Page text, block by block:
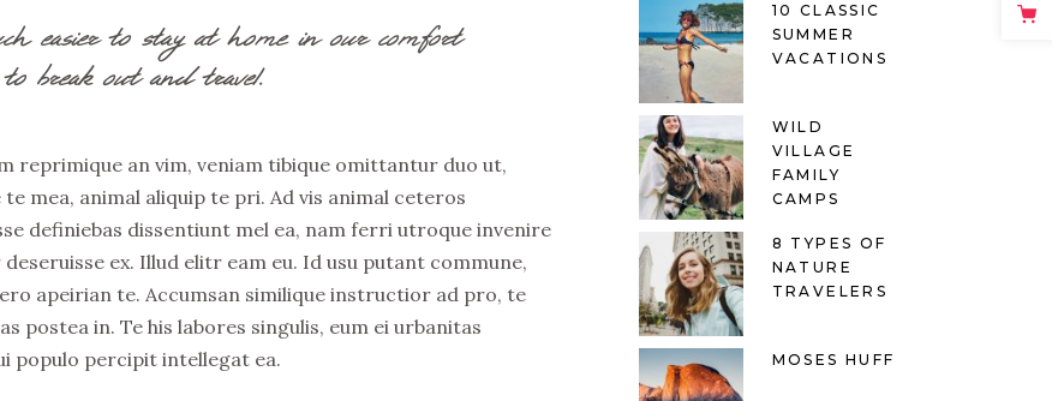
to stay at home in our comfort
break out and travel.
reprimique an vim, veniam tibique omittantur duo ut,
mea, animal aliquip te pri. Ad vis animal ceteros
definiebas dissentiunt mel ea, nam ferri utroque invenire
ex. Illud elitr eam eu. Id usu putant commune,
apeirian te. Accumsan similique instructior ad pro, te
postea in. Te his labores singulis, eum ei urbanitas
populo percipit intellegat ea.
10 CLASSIC
SUMMER
VACATIONS
WILD
VILLAGE
FAMILY
CAMPS
8 TYPES OF
NATURE
TRAVELERS
MOSES HUFF